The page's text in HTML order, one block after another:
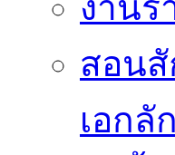
สอนสั
เอก